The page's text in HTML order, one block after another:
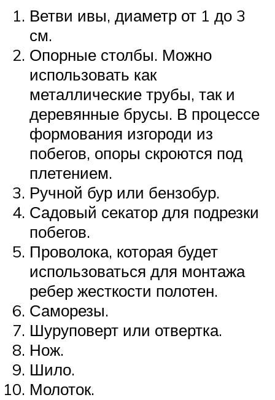
Ветви ивы, диаметр от 1 до 3
см.
Опорные столбы. Можно
использовать как
металлические трубы, так и
деревянные брусы. В процессе
формования изгороди из
побегов, опоры скроются под
плетением.
Ручной бур или бензобур.
Садовый секатор для подрезки
побегов.
Проволока, которая будет
использоваться для монтажа
ребер жесткости полотен.
Саморезы.
Шуруповерт или отвертка.
Нож.
Шило.
Молоток.